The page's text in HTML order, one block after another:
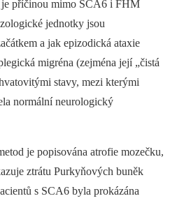
je příčinou mimo SCA6 i FHM
jednotky jsou
a jak epizodická ataxie
migréna (zejména její „čistá
stavy, mezi kterými
normální neurologický
je popisována atrofie mozečku,
ztrátu Purkyňových buněk
s SCA6 byla prokázána